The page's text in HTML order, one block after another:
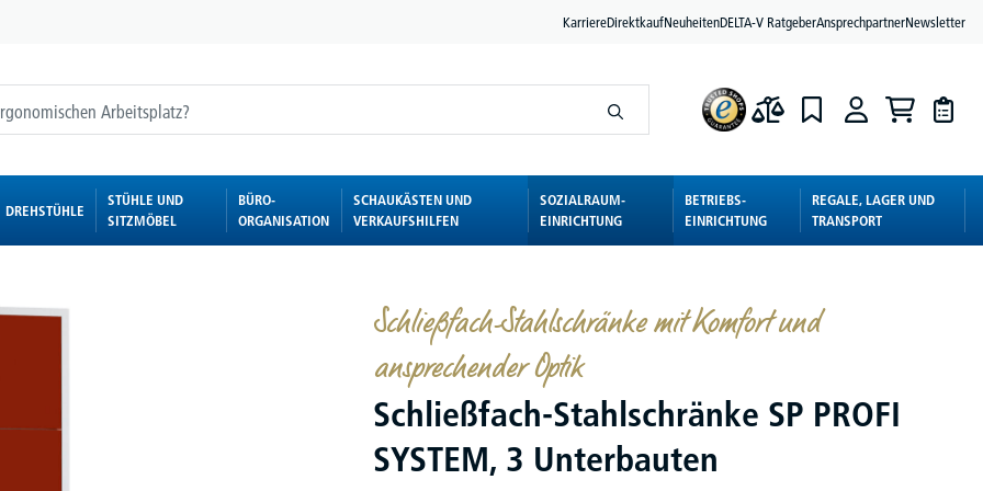
KarriereDirektkaufNeuheitenDELTA-V RatgeberAnsprechpartnerNewsletter
DREHSTÜHLE
STÜHLE UND
SITZMÖBEL
BÜRO-
ORGANISATION
SCHAUKÄSTEN UND
VERKAUFSHILFEN
SOZIALRAUM-
EINRICHTUNG
BETRIEBS-
EINRICHTUNG
REGALE, LAGER UND
TRANSPORT
Schließfach-Stahlschränke mit Komfort und
ansprechender Optik
Schließfach-Stahlschränke SP PROFI
SYSTEM, 3 Unterbauten